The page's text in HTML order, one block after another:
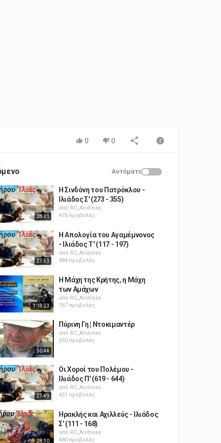
0 0
Αυτόματο
28:31
Η Σινδόνη του Πατρόκλου -
Ιλιάδος Σ' (273 - 355)
από RC_Andreas
476 προβολές
27:53
Η Απολογία του Αγαμέμνονος
- Ιλιάδος Τ' (117 - 197)
από RC_Andreas
484 προβολές
1:18:23
Η Μάχη της Κρήτης, η Μάχη
των Αμάχων
από RC_Andreas
767 προβολές
50:44
Πύρινη Γη | Ντοκιμαντέρ
από RC_Andreas
650 προβολές
27:49
Οι Χοροί του Πολέμου -
Ιλιάδος Π' (619 - 644)
από RC_Andreas
451 προβολές
28:10
Ηρακλής και Αχιλλεύς - Ιλιάδος
Σ' (111 - 168)
από RC_Andreas
480 προβολές